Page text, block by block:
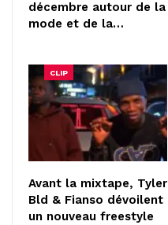
décembre autour de la
mode et de la…
CLIP
Avant la mixtape, Tyler
Bld & Fianso dévoilent
un nouveau freestyle